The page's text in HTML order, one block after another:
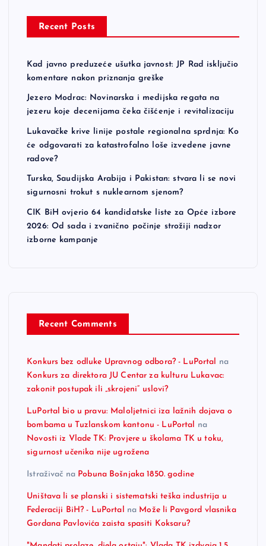
Recent Posts
Kad javno preduzeće ušutka javnost: JP Rad isključio
komentare nakon priznanja greške
Jezero Modrac: Novinarska i medijska regata na
jezeru koje decenijama čeka čišćenje i revitalizaciju
Lukavačke krive linije postale regionalna sprdnja: Ko
će odgovarati za katastrofalno loše izvedene javne
radove?
Turska, Saudijska Arabija i Pakistan: stvara li se novi
sigurnosni trokut s nuklearnom sjenom?
CIK BiH ovjerio 64 kandidatske liste za Opće izbore
2026: Od sada i zvanično počinje strožiji nadzor
izborne kampanje
Recent Comments
Konkurs bez odluke Upravnog odbora? - LuPortal
na
Konkurs za direktora JU Centar za kulturu Lukavac:
zakonit postupak ili „skrojeni“ uslovi?
LuPortal bio u pravu: Maloljetnici iza lažnih dojava o
bombama u Tuzlanskom kantonu - LuPortal
na
Novosti iz Vlade TK: Provjere u školama TK u toku,
sigurnost učenika nije ugrožena
Istraživač na Pobuna Bošnjaka 1850. godine
Uništava li se planski i sistematski teška industrija u
Federaciji BiH? - LuPortal
na Može li Pavgord vlasnika
Gordana Pavlovića zaista spasiti Koksaru?